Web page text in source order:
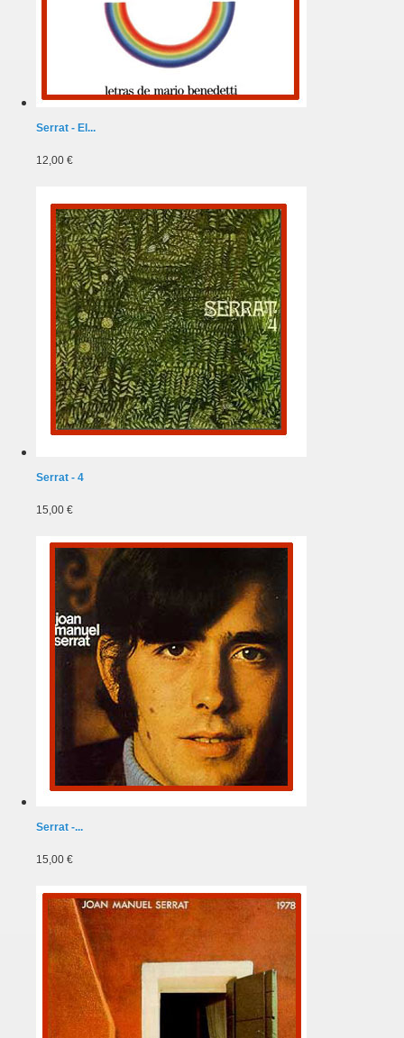
Serrat - El...
12,00 €
Serrat - 4
15,00 €
Serrat -...
15,00 €